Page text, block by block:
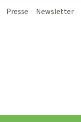
Presse Newsletter